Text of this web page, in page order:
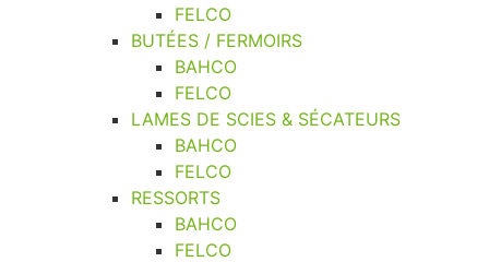
FELCO
BUTÉES / FERMOIRS
BAHCO
FELCO
LAMES DE SCIES & SÉCATEURS
BAHCO
FELCO
RESSORTS
BAHCO
FELCO